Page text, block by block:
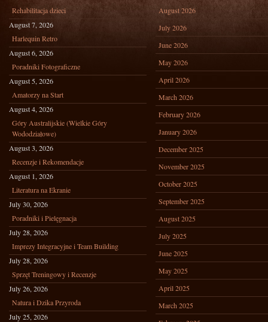
Rehabilitacja dzieci
August 7, 2026
Harlequin Retro
August 6, 2026
Poradniki Fotograficzne
August 5, 2026
Amatorzy na Start
August 4, 2026
Góry Australijskie (Wielkie Góry
Wododziałowe)
August 3, 2026
Recenzje i Rekomendacje
August 1, 2026
Literatura na Ekranie
July 30, 2026
Poradniki i Pielęgnacja
July 28, 2026
Imprezy Integracyjne i Team Building
July 28, 2026
Sprzęt Treningowy i Recenzje
July 26, 2026
Natura i Dzika Przyroda
July 25, 2026
August 2026
July 2026
June 2026
May 2026
April 2026
March 2026
February 2026
January 2026
December 2025
November 2025
October 2025
September 2025
August 2025
July 2025
June 2025
May 2025
April 2025
March 2025